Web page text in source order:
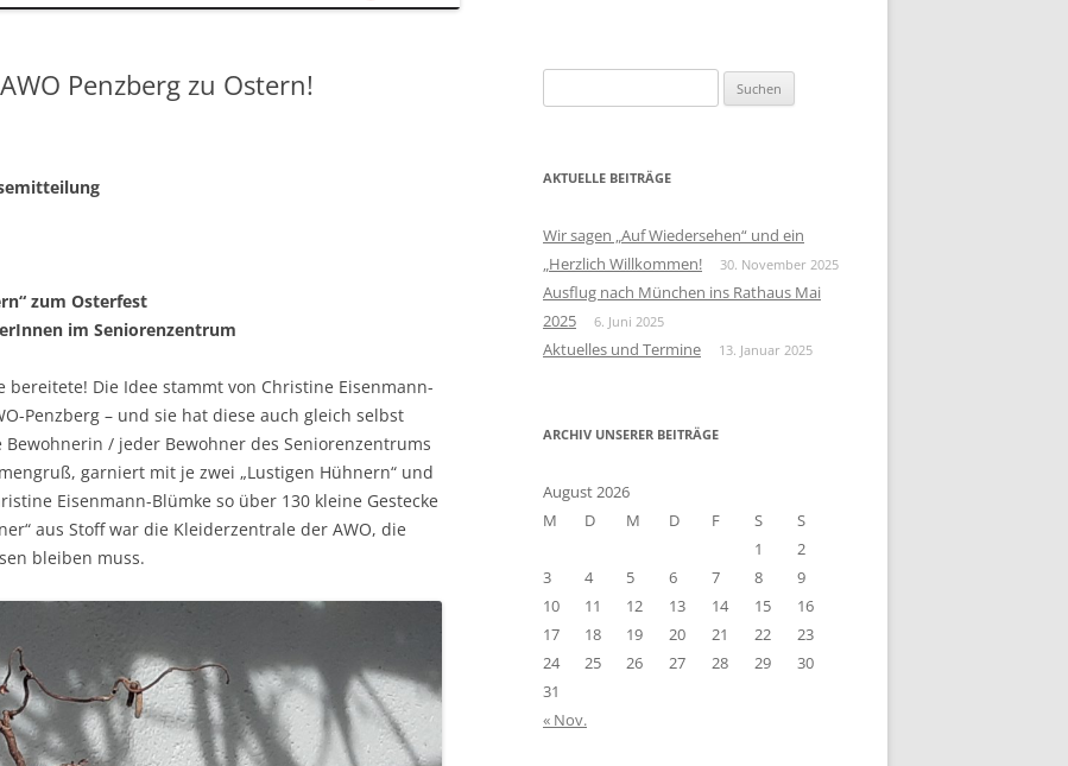
Penzberg zu Ostern!
zum Osterfest
im Seniorenzentrum
bereitete! Die Idee stammt von Christine Eisenmann-
Penzberg – und sie hat diese auch gleich selbst
/ jeder Bewohner des Seniorenzentrums
garniert mit je zwei „Lustigen Hühnern“ und
Eisenmann-Blümke so über 130 kleine Gestecke
aus Stoff war die Kleiderzentrale der AWO, die
bleiben muss.
u
h
n
n
a
c
h
AKTUELLE BEITRÄGE
Wir sagen „Auf Wiedersehen“ und ein
„Herzlich Willkommen!
30. November 2025
Ausflug nach München ins Rathaus Mai
2025
6. Juni 2025
Aktuelles und Termine 13. Januar 2025
ARCHIV UNSERER BEITRÄGE
August 2026
M
D M D F S
S
1
2
3
4 5 6 7 8
9
10
11 12 13 14 15
16
17
18 19 20 21 22
23
24
25 26 27 28 29
30
31
« Nov.